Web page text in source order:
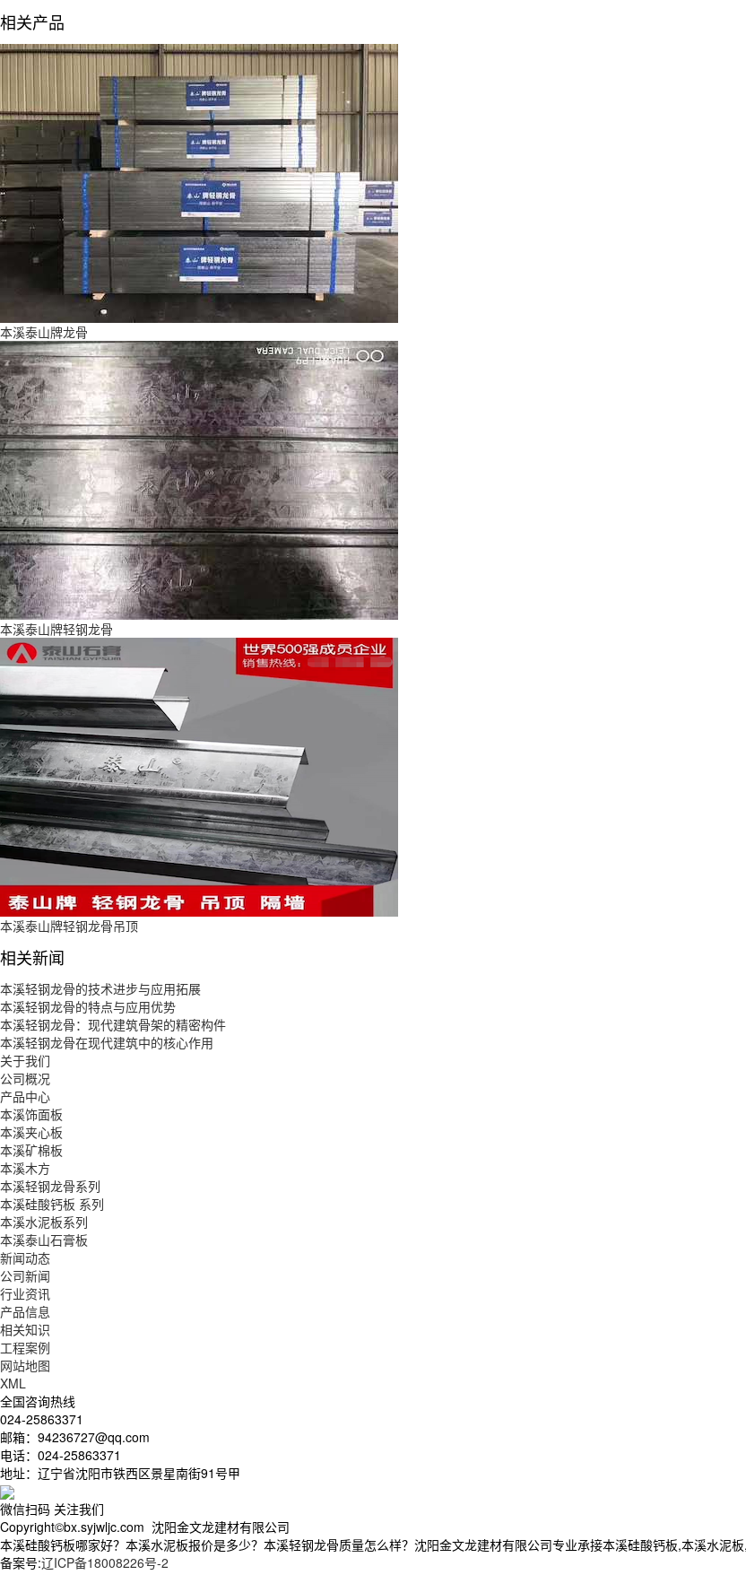
相关产品
本溪泰山牌龙骨
本溪泰山牌轻钢龙骨
本溪泰山牌轻钢龙骨吊顶
相关新闻
本溪轻钢龙骨的技术进步与应用拓展
本溪轻钢龙骨的特点与应用优势
本溪轻钢龙骨：现代建筑骨架的精密构件
本溪轻钢龙骨在现代建筑中的核心作用
关于我们
公司概况
产品中心
本溪饰面板
本溪夹心板
本溪矿棉板
本溪木方
本溪轻钢龙骨系列
本溪硅酸钙板 系列
本溪水泥板系列
本溪泰山石膏板
新闻动态
公司新闻
行业资讯
产品信息
相关知识
工程案例
网站地图
XML
全国咨询热线
024-25863371
邮箱：94236727@qq.com
电话：024-25863371
地址：辽宁省沈阳市铁西区景星南街91号甲
微信扫码 关注我们
Copyright©bx.syjwljc.com 沈阳金文龙建材有限公司
本溪硅酸钙板哪家好？本溪水泥板报价是多少？本溪轻钢龙骨质量怎么样？沈阳金文龙建材有限公司专业承接本溪硅酸钙板,本溪水泥
备案号:辽ICP备18008226号-2